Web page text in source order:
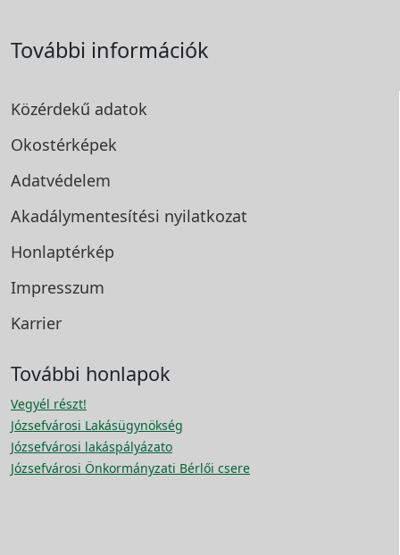
További információk
Közérdekű adatok
Okostérképek
Adatvédelem
Akadálymentesítési nyilatkozat
Honlaptérkép
Impresszum
Karrier
További honlapok
Vegyél részt!
Józsefvárosi Lakásügynökség
Józsefvárosi lakáspályázato
Józsefvárosi Önkormányzati Bérlői csere